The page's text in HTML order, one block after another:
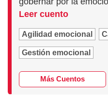
Leer cuento
Agilidad emocional
Gestión emocional
Más Cuentos